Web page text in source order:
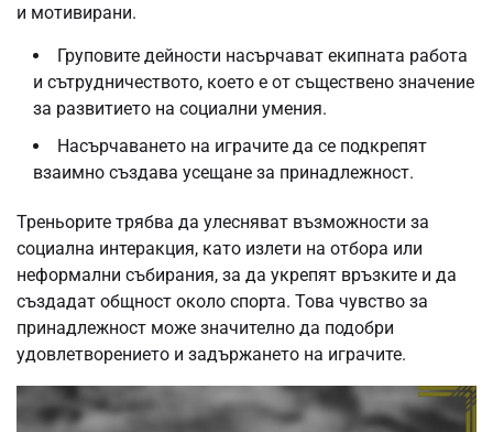
и мотивирани.
Груповите дейности насърчават екипната работа
и сътрудничеството, което е от съществено значение
за развитието на социални умения.
Насърчаването на играчите да се подкрепят
взаимно създава усещане за принадлежност.
Треньорите трябва да улесняват възможности за
социална интеракция, като излети на отбора или
неформални събирания, за да укрепят връзките и да
създадат общност около спорта. Това чувство за
принадлежност може значително да подобри
удовлетворението и задържането на играчите.